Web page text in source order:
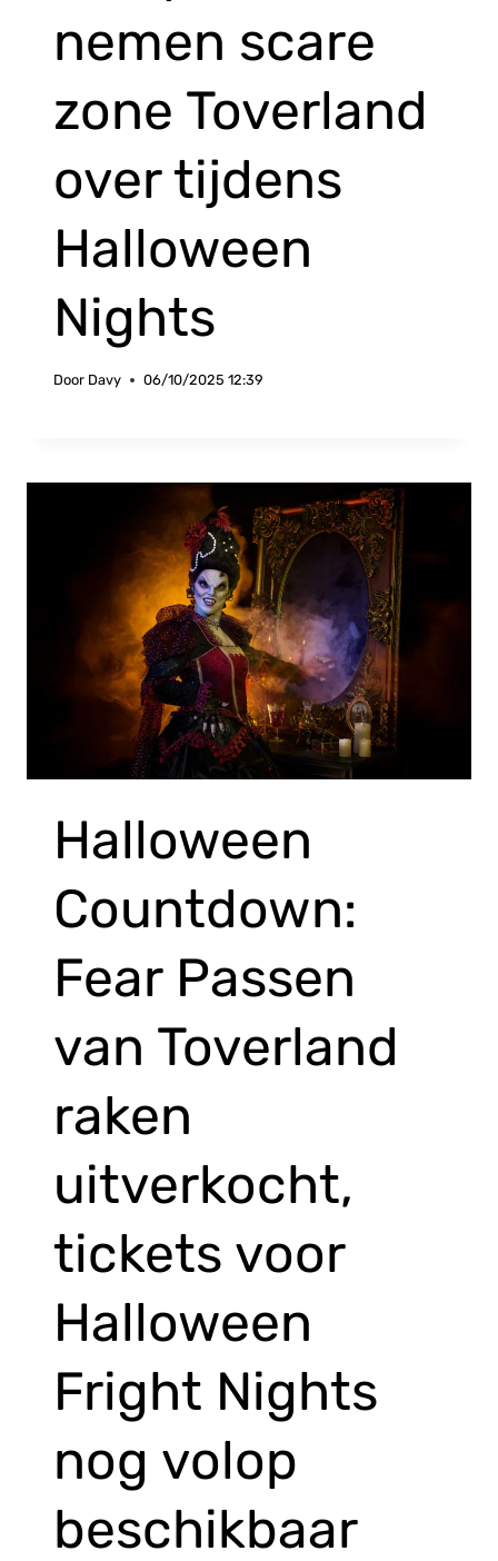
nemen scare
zone Toverland
over tijdens
Halloween
Nights
Door Davy 06/10/2025 12:39
Halloween
Countdown:
Fear Passen
van Toverland
raken
uitverkocht,
tickets voor
Halloween
Fright Nights
nog volop
beschikbaar